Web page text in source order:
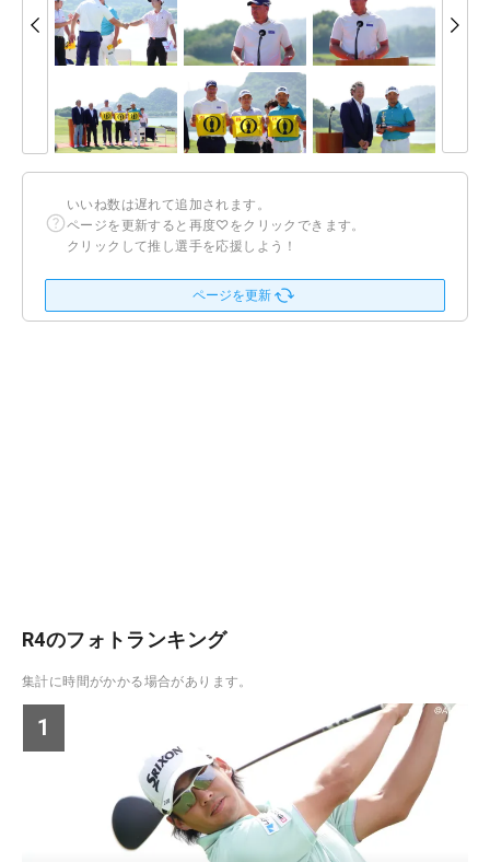
いいね数は遅れて追加されます。
ページを更新すると再度♡をクリックできます。
クリックして推し選手を応援しよう！
ページを更新
R4のフォトランキング
集計に時間がかかる場合があります。
1